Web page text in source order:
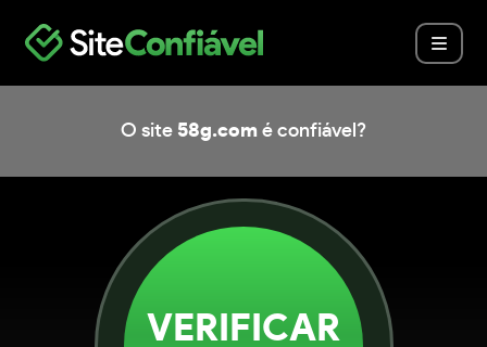
O site 58g.com é confiável?
VERIFICAR